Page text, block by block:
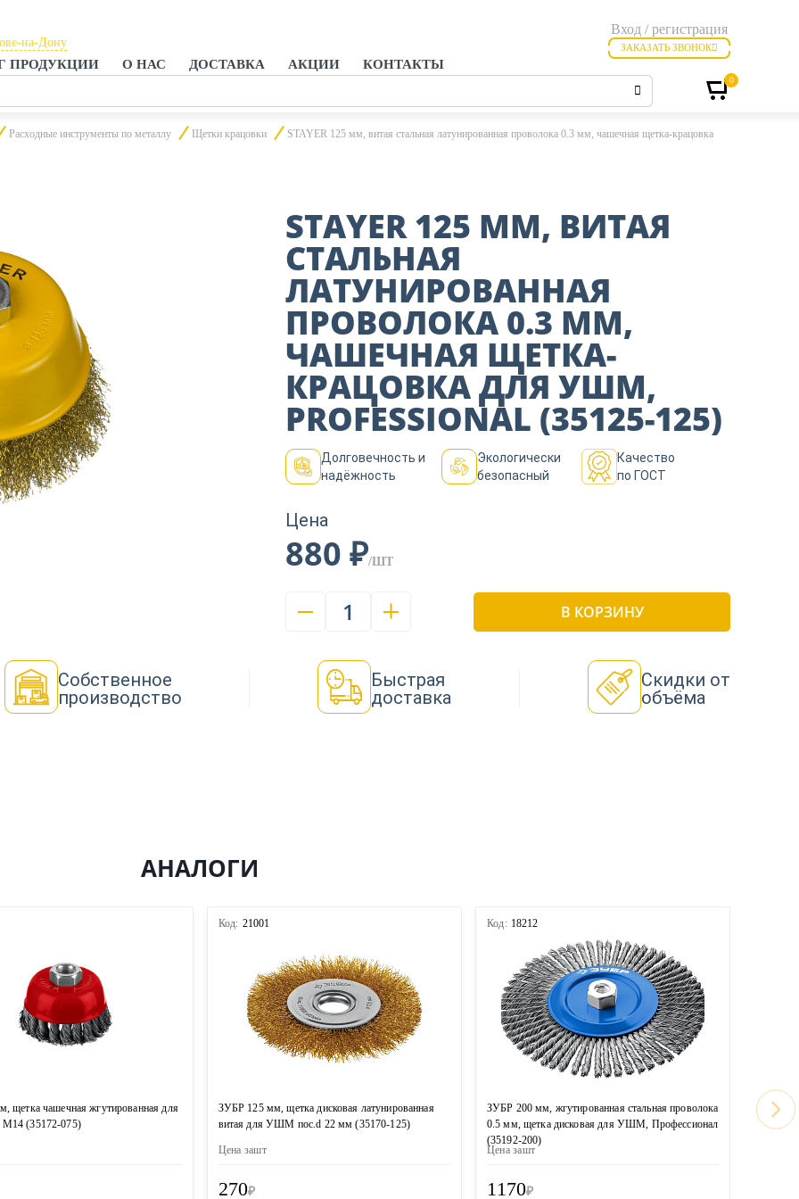
ПРОДУКЦИИ О НАС ДОСТАВКА АКЦИИ КОНТАКТЫ
на-Дону
на-Дону
Вход / регистрация
ЗАКАЗАТЬ ЗВОНОК
0
Расходные инструменты по металлу Щетки крацовки
STAYER 125 мм, витая стальная латунированная проволока 0.3 мм, чашечная щетка-крацовка
STAYER 125 ММ, ВИТАЯ
СТАЛЬНАЯ
ЛАТУНИРОВАННАЯ
ПРОВОЛОКА 0.3 ММ,
ЧАШЕЧНАЯ ЩЕТКА-
КРАЦОВКА ДЛЯ УШМ,
PROFESSIONAL (35125-125)
Долговечность и
надёжность
Экологически
безопасный
Качество
по ГОСТ
Цена
880 ₽/ШТ
1 В КОРЗИНУ
Собственное
производство
Быстрая
доставка
Скидки от
объёма
АНАЛОГИ
щетка чашечная жгутированная для
(35172-075)
Код: 21001
ЗУБР 125 мм, щетка дисковая латунированная
витая для УШМ пос.d 22 мм (35170-125)
Цена зашт
270₽
Код: 18212
ЗУБР 200 мм, жгутированная стальная проволока
0.5 мм, щетка дисковая для УШМ, Профессионал
(35192-200)
Цена зашт
1170₽
MIRAX